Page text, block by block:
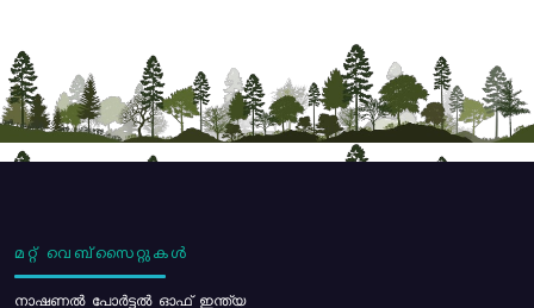
മറ്റ് വെബ്സൈറ്റുകൾ
നാഷണൽ പോർട്ടൽ ഓഫ് ഇന്ത്യ